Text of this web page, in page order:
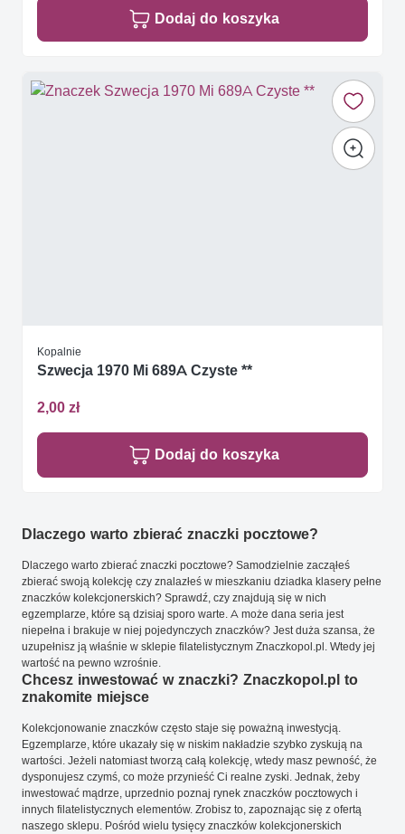
Dodaj do koszyka
Kopalnie
Szwecja 1970 Mi 689A Czyste **
2,00 zł
Dodaj do koszyka
Dlaczego warto zbierać znaczki pocztowe?
Dlaczego warto zbierać znaczki pocztowe? Samodzielnie zacząłeś
zbierać swoją kolekcję czy znalazłeś w mieszkaniu dziadka klasery pełne
znaczków kolekcjonerskich? Sprawdź, czy znajdują się w nich
egzemplarze, które są dzisiaj sporo warte. A może dana seria jest
niepełna i brakuje w niej pojedynczych znaczków? Jest duża szansa, że
uzupełnisz ją właśnie w sklepie filatelistycznym Znaczkopol.pl. Wtedy jej
wartość na pewno wzrośnie.
Chcesz inwestować w znaczki? Znaczkopol.pl to
znakomite miejsce
Kolekcjonowanie znaczków często staje się poważną inwestycją.
Egzemplarze, które ukazały się w niskim nakładzie szybko zyskują na
wartości. Jeżeli natomiast tworzą całą kolekcję, wtedy masz pewność, że
dysponujesz czymś, co może przynieść Ci realne zyski. Jednak, żeby
inwestować mądrze, uprzednio poznaj rynek znaczków pocztowych i
innych filatelistycznych elementów. Zrobisz to, zapoznając się z ofertą
naszego sklepu. Pośród wielu tysięcy znaczków kolekcjonerskich